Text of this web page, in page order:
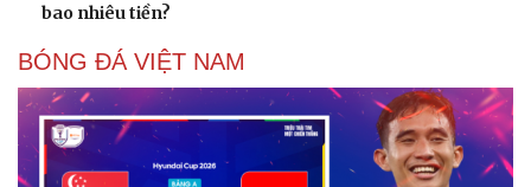
bao nhiêu tiền?
BÓNG ĐÁ VIỆT NAM